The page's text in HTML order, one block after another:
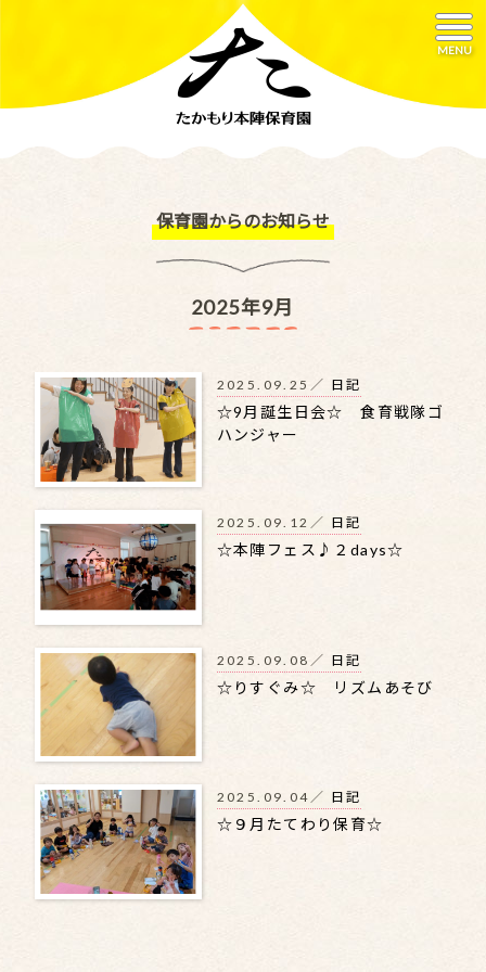
MENU
保育園からのお知らせ
2025年9月
2025.09.25／ 日記
☆9月誕生日会☆ 食育戦隊ゴ
ハンジャー
2025.09.12／ 日記
☆本陣フェス♪２days☆
2025.09.08／ 日記
☆りすぐみ☆ リズムあそび
2025.09.04／ 日記
☆９月たてわり保育☆